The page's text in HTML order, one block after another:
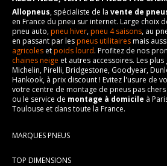
Allopneus, spécialiste de la vente de
en France du pneu sur internet. Large choix
pneu auto,pneu hiver,pneu 4 saisons, au
en passant par lespneus utilitairesmais
agricoles etpoids lourd. Profitez de nos
chaines neige et autres accessoires. Les
Michelin, Pirelli, Bridgestone, Goodyear,
Hankook, à prix discount ! Evitez l'usure de
votre centre de montage de pneus pas chers
ou le service de montage à domicile à
Toulouse et dans toute la France.
MARQUES PNEUS
TOP DIMENSIONS